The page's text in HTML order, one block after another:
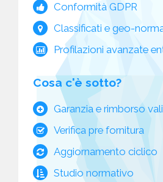
Conformità GDPR
Classificati e geo-
Profilazioni avanzate
Cosa c'è sotto?
Garanzia e rimborso
Verifica pre fornitura
Aggiornamento ciclico
Studio normativo